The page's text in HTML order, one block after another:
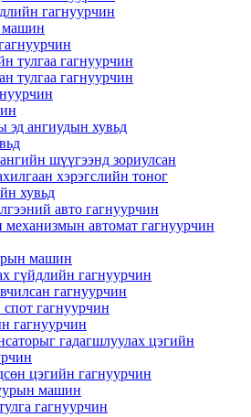
гагнуурчин
машин
тулгаа гагнуурчин
тулгаа гагнуурчин
ангиудын хувьд
шүүгээнд зориулсан
хэрэгслийн тоног
хувьд
авто гагнуурчин
автомат гагнуурчин
машин
гүйдлийн гагнуурчин
гагнуурчин
гагнуурчин
гагнуурчин
гадагшлуулах цэгийн
цэгийн гагнуурчин
машин
гагнуурчин